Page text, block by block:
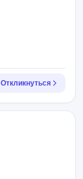
Откликнуться